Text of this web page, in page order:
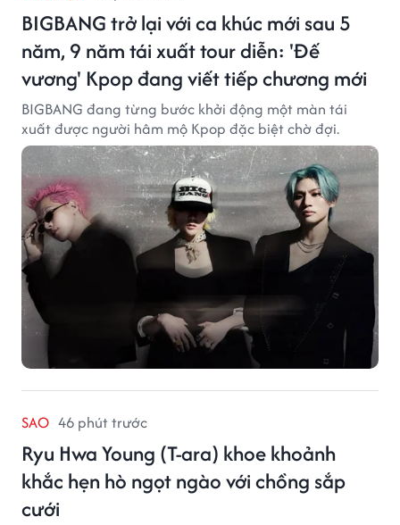
BIGBANG trở lại với ca khúc mới sau 5
năm, 9 năm tái xuất tour diễn: 'Đế
vương' Kpop đang viết tiếp chương mới
BIGBANG đang từng bước khởi động một màn tái
xuất được người hâm mộ Kpop đặc biệt chờ đợi.
SAO 46 phút trước
Ryu Hwa Young (T-ara) khoe khoảnh
khắc hẹn hò ngọt ngào với chồng sắp
cưới